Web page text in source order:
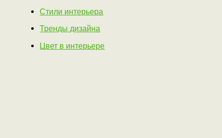
Стили интерьера
Тренды дизайна
Цвет в интерьере